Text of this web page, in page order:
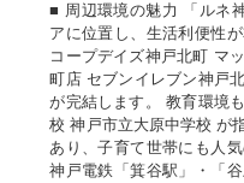
■ 周辺環境の魅力 「ルネ
アに位置し、生活利便性
コープデイズ神戸北町 マ
町店 セブンイレブン神戸
が完結します。 教育環境
校 神戸市立大原中学校 が
あり、子育て世帯にも人
神戸電鉄「箕谷駅」・「